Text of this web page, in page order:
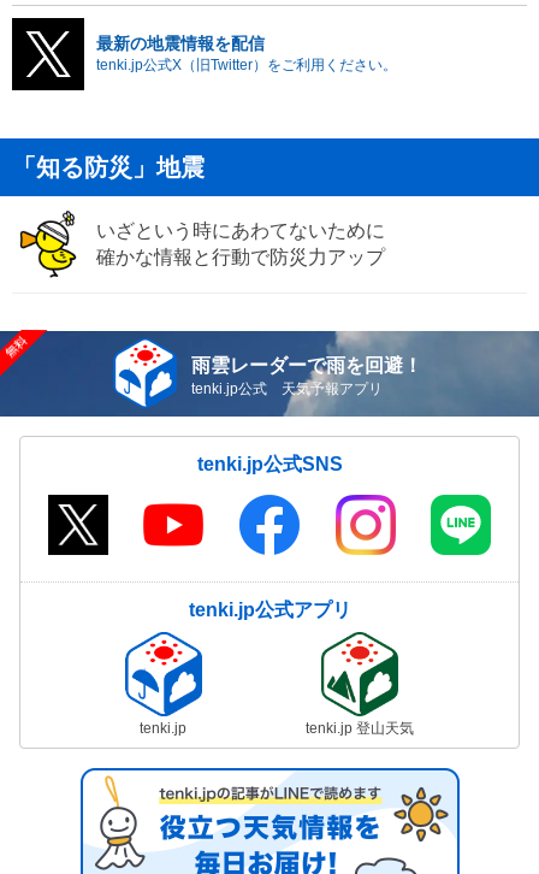
最新の地震情報を配信
tenki.jp公式X（旧Twitter）をご利用ください。
「知る防災」地震
いざという時にあわてないために
確かな情報と行動で防災力アップ
雨雲レーダーで雨を回避！
tenki.jp公式 天気予報アプリ
tenki.jp公式SNS
tenki.jp公式アプリ
tenki.jp tenki.jp 登山天気